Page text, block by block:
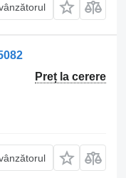
Preț la cerere